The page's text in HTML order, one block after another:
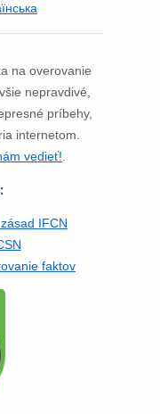
na overovanie
nepravdivé,
príbehy,
internetom.
vedieť!
IFCN
faktov